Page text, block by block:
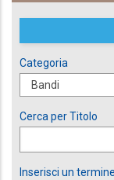
Categoria
Cerca per Titolo
Inserisci un